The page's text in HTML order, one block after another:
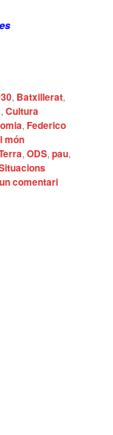
, Batxillerat,
,Cultura
,Federico
món
,ODS,pau,
comentari